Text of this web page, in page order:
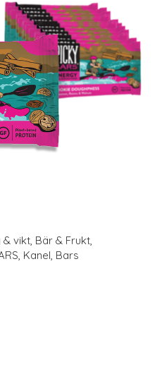
& vikt, Bär & Frukt,
, Kanel, Bars